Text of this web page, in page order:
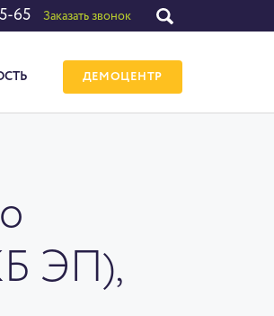
65 Заказать звонок
ДЕМОЦЕНТР
ЭП),